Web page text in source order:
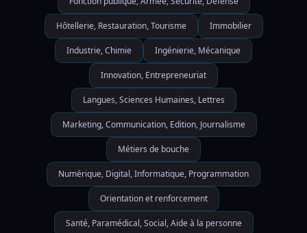
Hôtellerie, Restauration, Tourisme Immobilier
Industrie, Chimie Ingénierie, Mécanique
Innovation, Entrepreneuriat
Langues, Sciences Humaines, Lettres
Marketing, Communication, Edition, Journalisme
Métiers de bouche
Numérique, Digital, Informatique, Programmation
Orientation et renforcement
Santé, Paramédical, Social, Aide à la personne